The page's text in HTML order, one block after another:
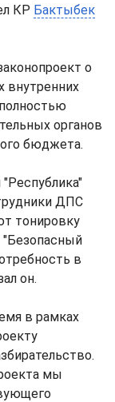
КР Бактыбек
о
внутренних
органов
бюджета.
ДПС
тонировку
"Безопасный
в
он.
в рамках
мы